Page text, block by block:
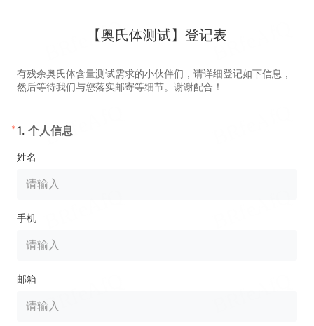
【奥氏体测试】登记表
有残余奥氏体含量测试需求的小伙伴们，请详细登记如下信息，
然后等待我们与您落实邮寄等细节。谢谢配合！
* 1. 个人信息
姓名
手机
邮箱